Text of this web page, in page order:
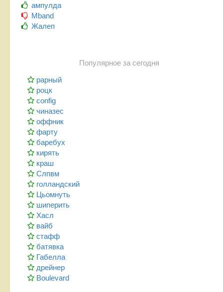
ампулда
Mband
Жалеп
Популярное за сегодня
рарный
роцк
config
чиназес
оффник
фарту
баребух
кирять
краш
Слпвм
голландский
Цьомнуть
шиперить
Хасл
вайб
стафф
батявка
Габелла
дрейнер
Boulevard